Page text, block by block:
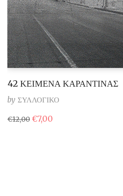
42 ΚΕΙΜΕΝΑ ΚΑΡΑΝΤΙΝΑΣ
by ΣΥΛΛΟΓΙΚΟ
€12,00 Original
price
€7,00